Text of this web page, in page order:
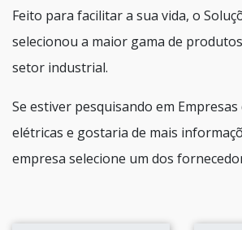
Feito para facilitar a sua vida, o
selecionou a maior gama de
setor industrial.
Se estiver pesquisando em
elétricas e gostaria de mais
empresa selecione um dos